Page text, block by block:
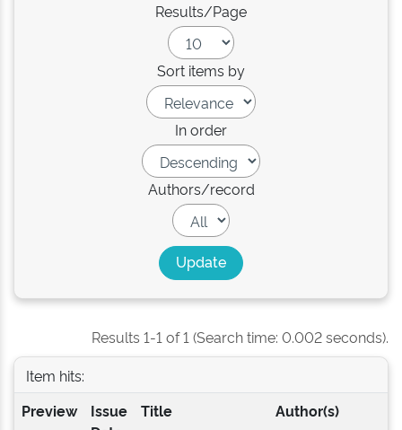
Results/Page
Sort items by
In order
Authors/record
Results 1-1 of 1 (Search time: 0.002 seconds).
Item hits:
Preview
Issue
Title Author(s)